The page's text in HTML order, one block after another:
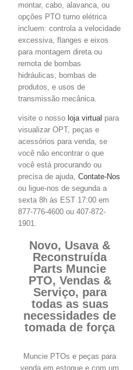
montar, cabo, alavanca, ou
opções PTO turno elétrica
incluem: controla a velocidade
excessiva, flanges e eixos
para montagem direta ou
remota de bombas
hidráulicas, bombas de
produtos, e usos de
transmissão mecânica.
visite o nosso loja virtual para
visualizar OPT, peças e
acessórios para venda, se
você não encontrar o que
você está procurando ou
precisa de ajuda,Contate-Nos
ou ligue-nos de segunda a
sexta 8h às EST 17:00 em
877-776-4600 ou 407-872-
1901.
Novo, Usava &
Reconstruída
Parts Muncie
PTO, Vendas &
Serviço, para
todas as suas
necessidades de
tomada de força
Muncie PTOs e peças para
venda em estoque e com um